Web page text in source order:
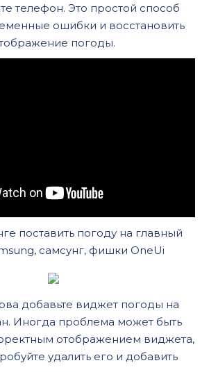
телефон. Это простой способ
ошибки и восстановить
погоды.
поставить погоду на главный
самсунг, фишки OneUi
добавьте виджет погоды на
Иногда проблема может быть
отображением виджета,
удалить его и добавить